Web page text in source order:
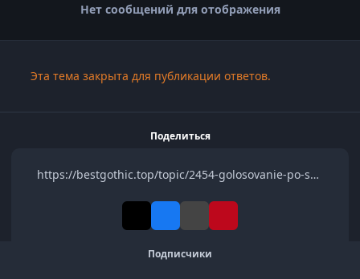
Нет сообщений для отображения
Эта тема закрыта для публикации ответов.
Поделиться
https://bestgothic.top/topic/2454-golosovanie-po-
Подписчики